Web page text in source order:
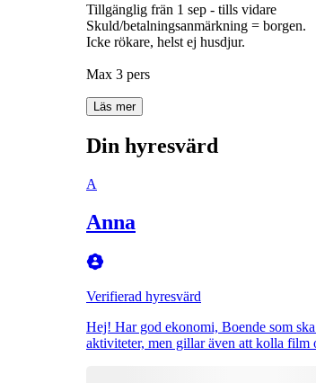
Tillgänglig frän 1 sep - tills vidare
Skuld/betalningsanmärkning = borgen.
Icke rökare, helst ej husdjur.
Max 3 pers
Läs mer
Din hyresvärd
A
Anna
Verifierad hyresvärd
Hej! Har god ekonomi, Boende som
aktiviteter, men gillar även att kolla film